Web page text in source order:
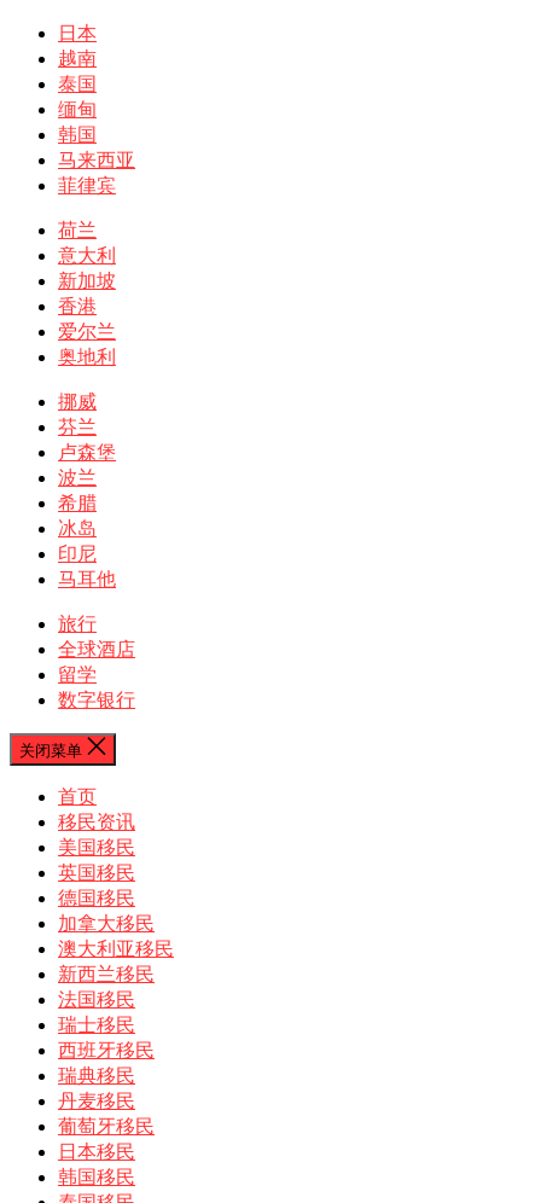
日本
越南
泰国
缅甸
韩国
马来西亚
菲律宾
荷兰
意大利
新加坡
香港
爱尔兰
奥地利
挪威
芬兰
卢森堡
波兰
希腊
冰岛
印尼
马耳他
旅行
全球酒店
留学
数字银行
关闭菜单
首页
移民资讯
美国移民
英国移民
德国移民
加拿大移民
澳大利亚移民
新西兰移民
法国移民
瑞士移民
西班牙移民
瑞典移民
丹麦移民
葡萄牙移民
日本移民
韩国移民